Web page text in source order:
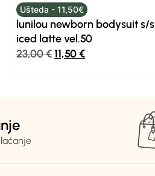
Ušteda - 11,50€
lunilou newborn bodysuit s/s
iced latte vel.50
23,00€11,50€